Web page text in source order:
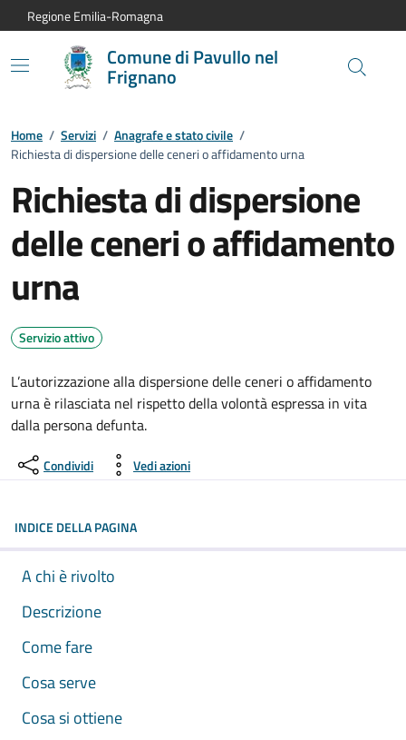
Vai al contenuto principale
Vai alla navigazione del sito
Vai al piede di pagina
Regione Emilia-Romagna
Comune di Pavullo nel
Frignano
Home / Servizi / Anagrafe e stato civile /
Richiesta di dispersione delle ceneri o affidamento urna
Richiesta di dispersione
delle ceneri o affidamento
urna
Servizio attivo
L’autorizzazione alla dispersione delle ceneri o affidamento
urna è rilasciata nel rispetto della volontà espressa in vita
dalla persona defunta.
Condividi Vedi azioni
INDICE DELLA PAGINA
A chi è rivolto
Descrizione
Come fare
Cosa serve
Cosa si ottiene